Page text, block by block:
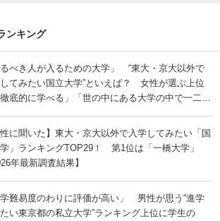
ンキング
るべき人が入るための大学」 “東大・京大以外で
してみたい国立大学”といえば？ 女性が選ぶ上位
底的に学べる」「世の中にある大学の中で一二を
性に聞いた】東大・京大以外で入学してみたい「国
」ランキングTOP29！ 第1位は「一橋大学」
年最新調査結果】
学難易度のわりに評価が高い」 男性が思う“進学
い東京都の私立大学”ランキング上位に学生の